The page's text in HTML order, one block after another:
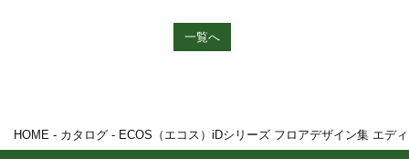
一覧へ
HOME - カタログ - ECOS（エコス）iDシリーズ フロアデザイン集 エデ